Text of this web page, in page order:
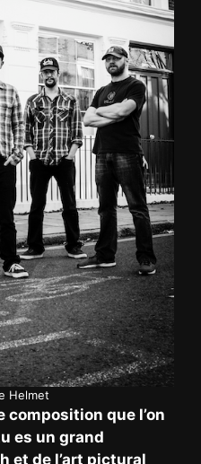
Helmet
composition que l’on
es un grand
et de l’art pictural